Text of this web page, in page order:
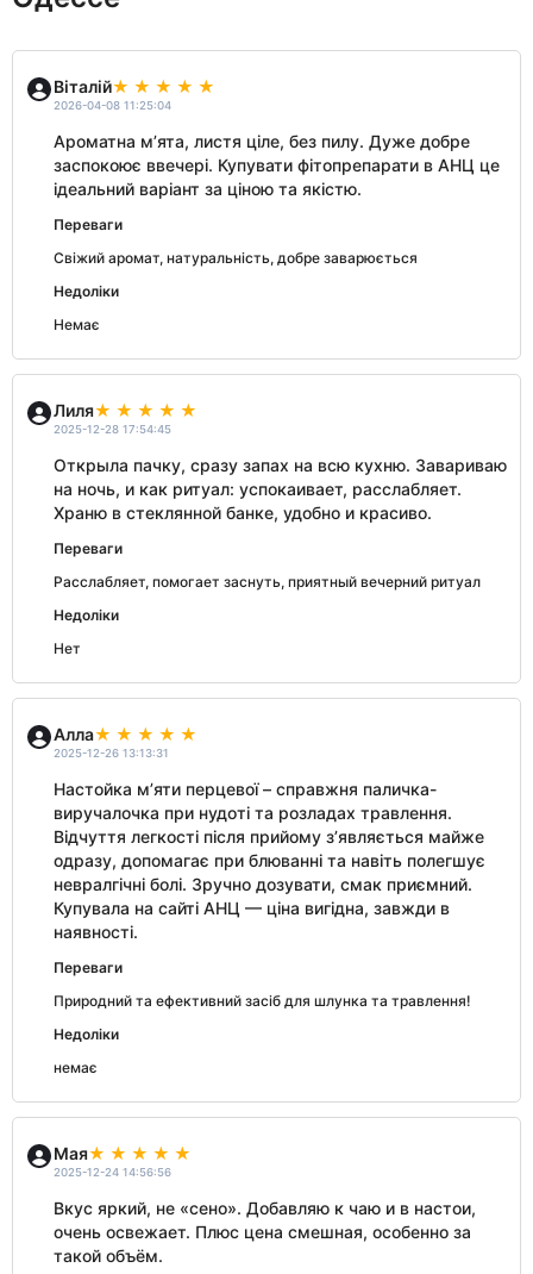
Віталій
2026-04-08 11:25:04
Ароматна м’ята, листя ціле, без пилу. Дуже добре
заспокоює ввечері. Купувати фітопрепарати в АНЦ це
ідеальний варіант за ціною та якістю.
Переваги
Свіжий аромат, натуральність, добре заварюється
Недоліки
Немає
Лиля
2025-12-28 17:54:45
Открыла пачку, сразу запах на всю кухню. Завариваю
на ночь, и как ритуал: успокаивает, расслабляет.
Храню в стеклянной банке, удобно и красиво.
Переваги
Расслабляет, помогает заснуть, приятный вечерний ритуал
Недоліки
Нет
Алла
2025-12-26 13:13:31
Настойка м’яти перцевої – справжня паличка-
виручалочка при нудоті та розладах травлення.
Відчуття легкості після прийому з’являється майже
одразу, допомагає при блюванні та навіть полегшує
невралгічні болі. Зручно дозувати, смак приємний.
Купувала на сайті АНЦ — ціна вигідна, завжди в
наявності.
Переваги
Природний та ефективний засіб для шлунка та травлення!
Недоліки
немає
Мая
2025-12-24 14:56:56
Вкус яркий, не «сено». Добавляю к чаю и в настои,
очень освежает. Плюс цена смешная, особенно за
такой объём.